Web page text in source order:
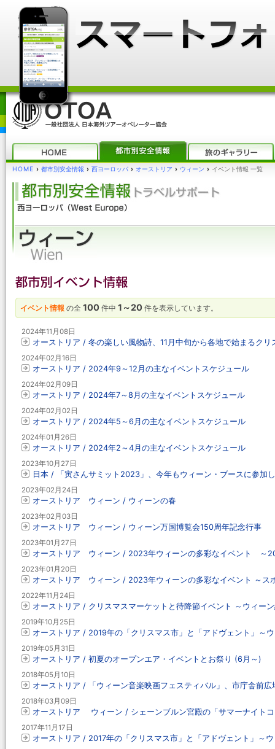
HOME › 都市別安全情報 › 西ヨーロッパ › オーストリア › ウィーン › イベント情報 一覧
イベント情報 の全 100 件中 1～20 件を表示しています。
2024年11月08日
オーストリア / 冬の楽しい風物詩、11月中旬から各地で始まるクリ
2024年02月16日
オーストリア / 2024年9～12月の主なイベントスケジュール
2024年02月09日
オーストリア / 2024年7～8月の主なイベントスケジュール
2024年02月02日
オーストリア / 2024年5～6月の主なイベントスケジュール
2024年01月26日
オーストリア / 2024年2～4月の主なイベントスケジュール
2023年10月27日
日本 / 「寅さんサミット2023」、今年もウィーン・ブースに参加
2023年02月24日
オーストリア ウィーン / ウィーンの春
2023年02月03日
オーストリア ウィーン / ウィーン万国博覧会150周年記念行事
2023年01月27日
オーストリア ウィーン / 2023年ウィーンの多彩なイベント ～
2023年01月20日
オーストリア ウィーン / 2023年ウィーンの多彩なイベント ～ス
2022年11月24日
オーストリア / クリスマスマーケットと待降節イベント ～ウィー
2019年10月25日
オーストリア / 2019年の「クリスマス市」と「アドヴェント」～
2019年05月31日
オーストリア / 初夏のオープンエア・イベントとお祭り (6月～)
2018年05月10日
オーストリア / 「ウィーン音楽映画フェスティバル」、市庁舎前
2018年03月09日
オーストリア ウィーン / シェーンブルン宮殿の「サマーナイト
2017年11月17日
オーストリア / 2017年の「クリスマス市」と「アドヴェント」～